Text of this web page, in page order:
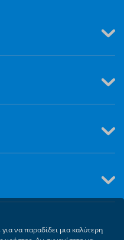
να παραδίδει μια καλύτερη